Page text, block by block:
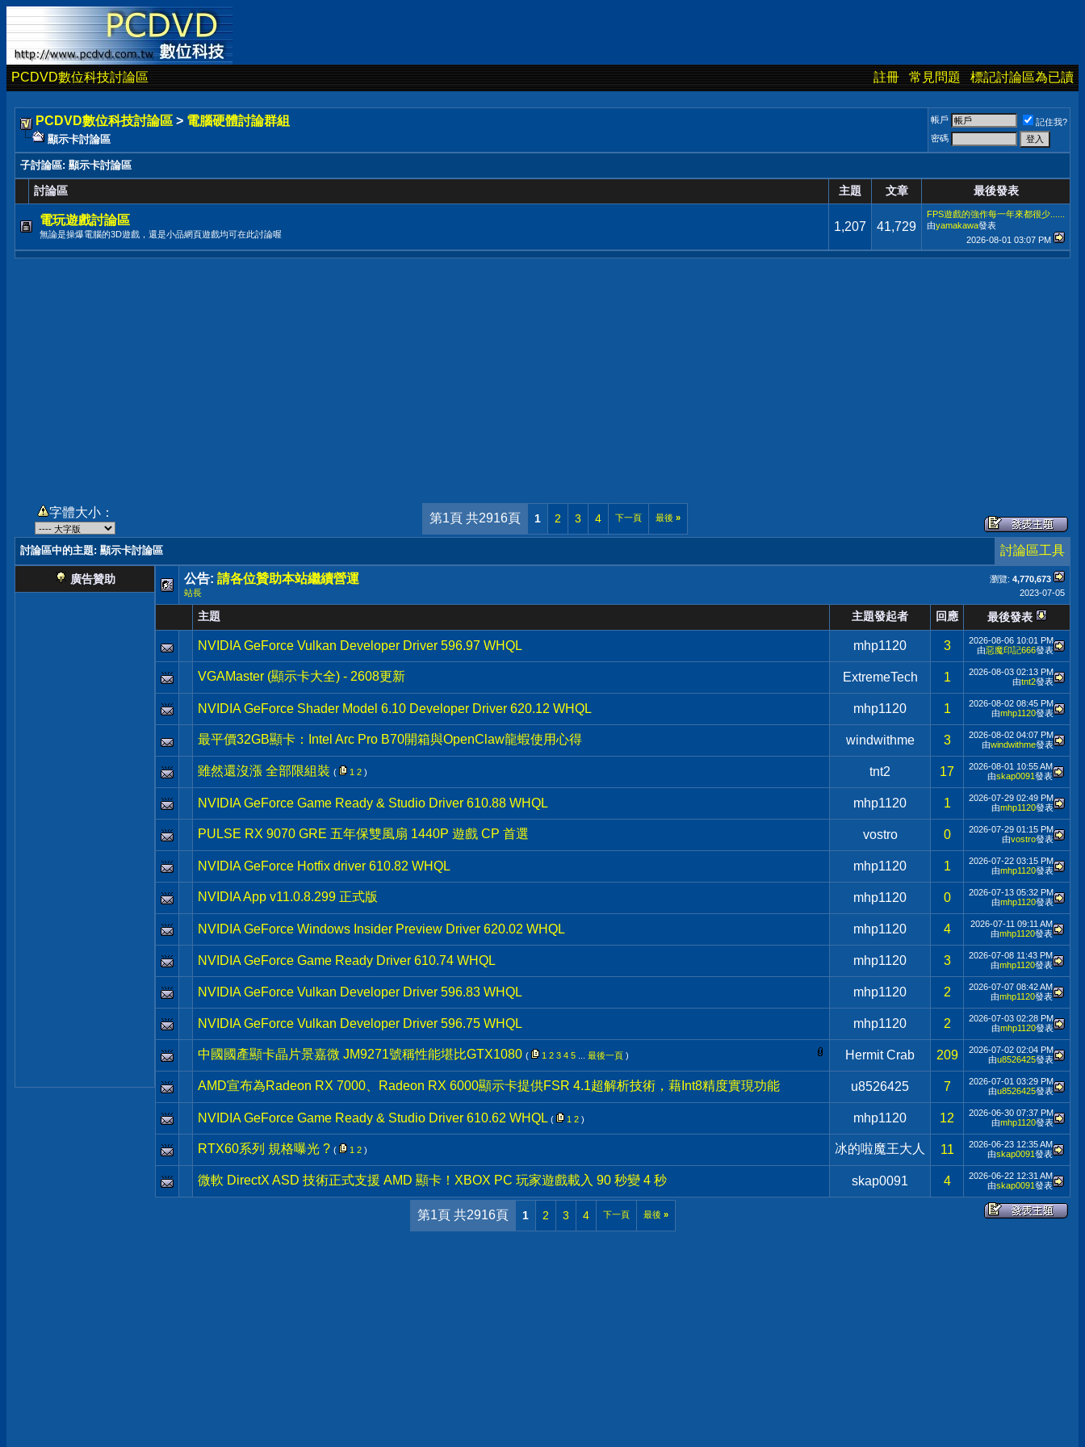
PCDVD數位科技討論區 註冊 常見問題 標記討論區為已讀
PCDVD數位科技討論區 > 電腦硬體討論群組
顯示卡討論區
帳戶
記住我?
密碼
子討論區: 顯示卡討論區
討論區 主題 文章 最後發表
電玩遊戲討論區
無論是操爆電腦的3D遊戲，還是小品網頁遊戲均可在此討論喔
1,207 41,729
FPS遊戲的強作每一年來都很少......
由yamakawa發表
2026-08-01 03:07 PM
字體大小： 第1頁 共2916頁 1 2 3 4 下一頁 最後 »
討論區中的主題: 顯示卡討論區 討論區工具
廣告贊助 瀏覽: 4,770,673
公告: 請各位贊助本站繼續營運
2023-07-05
站長
主題 主題發起者 回應 最後發表
NVIDIA GeForce Vulkan Developer Driver 596.97 WHQL mhp1120 3 2026-08-06 10:01 PM
由惡魔印記666發表
VGAMaster (顯示卡大全) - 2608更新 ExtremeTech 1 2026-08-03 02:13 PM
由tnt2發表
NVIDIA GeForce Shader Model 6.10 Developer Driver 620.12 WHQL mhp1120 1 2026-08-02 08:45 PM
由mhp1120發表
最平價32GB顯卡：Intel Arc Pro B70開箱與OpenClaw龍蝦使用心得 windwithme 3 2026-08-02 04:07 PM
由windwithme發表
雖然還沒漲 全部限組裝 ( 1 2 ) tnt2 17 2026-08-01 10:55 AM
由skap0091發表
NVIDIA GeForce Game Ready & Studio Driver 610.88 WHQL mhp1120 1 2026-07-29 02:49 PM
由mhp1120發表
PULSE RX 9070 GRE 五年保雙風扇 1440P 遊戲 CP 首選 vostro 0 2026-07-29 01:15 PM
由vostro發表
NVIDIA GeForce Hotfix driver 610.82 WHQL mhp1120 1 2026-07-22 03:15 PM
由mhp1120發表
NVIDIA App v11.0.8.299 正式版 mhp1120 0 2026-07-13 05:32 PM
由mhp1120發表
NVIDIA GeForce Windows Insider Preview Driver 620.02 WHQL mhp1120 4 2026-07-11 09:11 AM
由mhp1120發表
NVIDIA GeForce Game Ready Driver 610.74 WHQL mhp1120 3 2026-07-08 11:43 PM
由mhp1120發表
NVIDIA GeForce Vulkan Developer Driver 596.83 WHQL mhp1120 2 2026-07-07 08:42 AM
由mhp1120發表
NVIDIA GeForce Vulkan Developer Driver 596.75 WHQL mhp1120 2 2026-07-03 02:28 PM
由mhp1120發表
中國國產顯卡晶片景嘉微 JM9271號稱性能堪比GTX1080 ( 1 2 3 4 5 最後一頁 ) Hermit Crab 209 2026-07-02 02:04 PM
由u8526425發表
AMD宣布為Radeon RX 7000、Radeon RX 6000顯示卡提供FSR 4.1超解析技術，藉Int8精度實現功能 u8526425 7 2026-07-01 03:29 PM
由u8526425發表
NVIDIA GeForce Game Ready & Studio Driver 610.62 WHQL ( 1 2 ) mhp1120 12 2026-06-30 07:37 PM
由mhp1120發表
RTX60系列 規格曝光 ? ( 1 2 ) 冰的啦魔王大人 11 2026-06-23 12:35 AM
由skap0091發表
微軟 DirectX ASD 技術正式支援 AMD 顯卡！XBOX PC 玩家遊戲載入 90 秒變 4 秒 skap0091 4 2026-06-22 12:31 AM
由skap0091發表
第1頁 共2916頁 1 2 3 4 下一頁 最後 »